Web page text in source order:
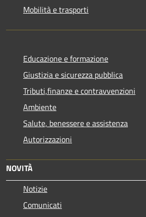
Mobilità e trasporti
Educazione e formazione
Giustizia e sicurezza pubblica
Tributi,finanze e contravvenzioni
Ambiente
Salute, benessere e assistenza
Autorizzazioni
NOVITÀ
Notizie
Comunicati